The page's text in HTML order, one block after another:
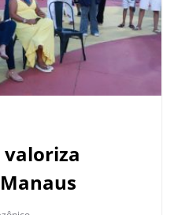
valoriza